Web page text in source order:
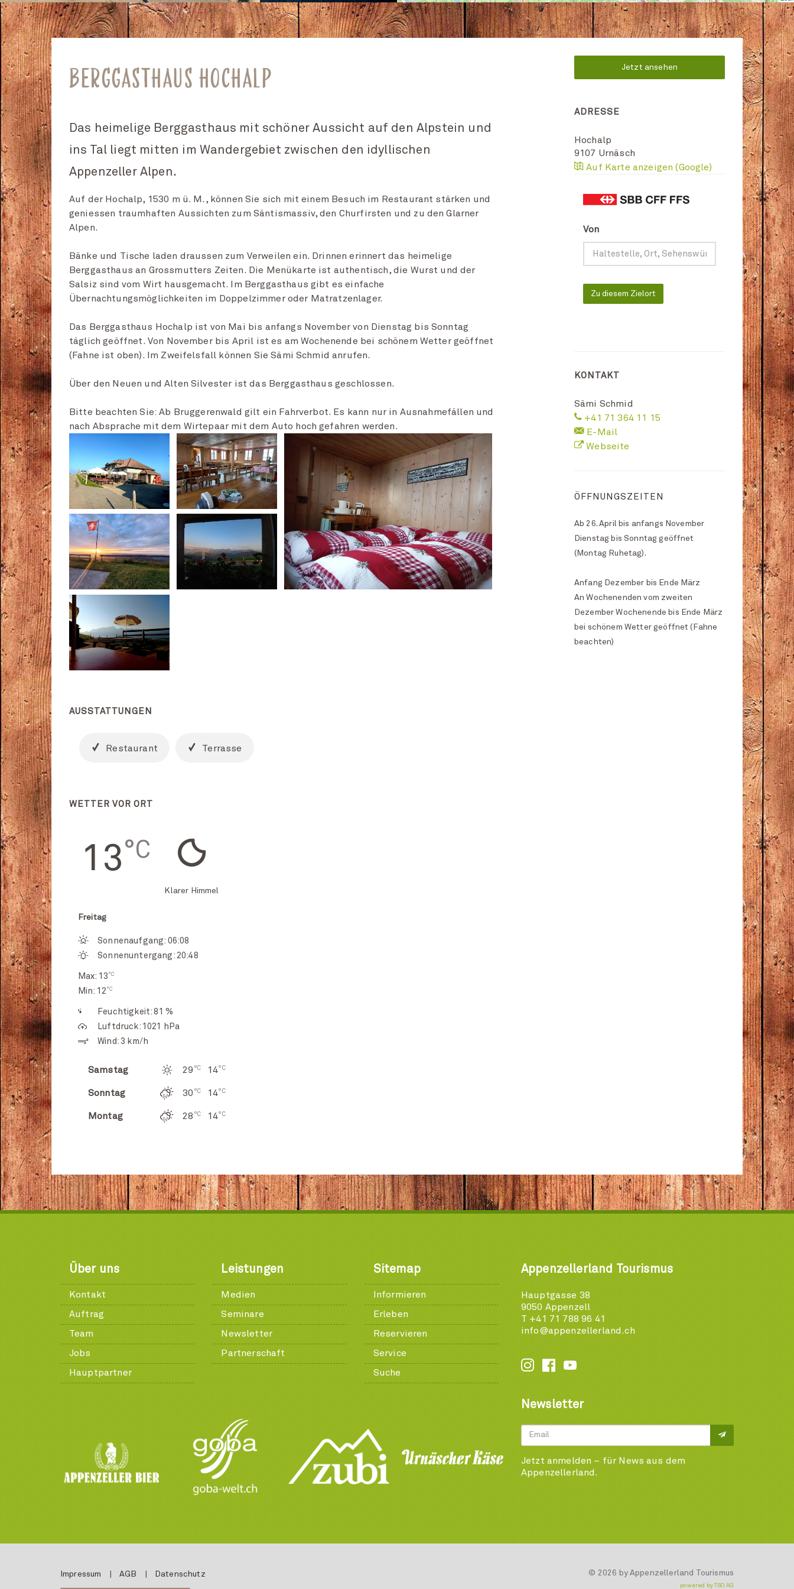
BERGGASTHAUS HOCHALP
Das heimelige Berggasthaus mit schöner Aussicht auf den Alpstein und
ins Tal liegt mitten im Wandergebiet zwischen den idyllischen
Appenzeller Alpen.
Auf der Hochalp, 1530 m ü. M., können Sie sich mit einem Besuch im Restaurant stärken und
geniessen traumhaften Aussichten zum Säntismassiv, den Churfirsten und zu den Glarner
Alpen.
Bänke und Tische laden draussen zum Verweilen ein. Drinnen erinnert das heimelige
Berggasthaus an Grossmutters Zeiten. Die Menükarte ist authentisch, die Wurst und der
Salsiz sind vom Wirt hausgemacht. Im Berggasthaus gibt es einfache
Übernachtungsmöglichkeiten im Doppelzimmer oder Matratzenlager.
Das Berggasthaus Hochalp ist von Mai bis anfangs November von Dienstag bis Sonntag
täglich geöffnet. Von November bis April ist es am Wochenende bei schönem Wetter geöffnet
(Fahne ist oben). Im Zweifelsfall können Sie Sämi Schmid anrufen.
Über den Neuen und Alten Silvester ist das Berggasthaus geschlossen.
Bitte beachten Sie: Ab Bruggerenwald gilt ein Fahrverbot. Es kann nur in Ausnahmefällen und
nach Absprache mit dem Wirtepaar mit dem Auto hoch gefahren werden.
AUSSTATTUNGEN
Restaurant Terrasse
WETTER VOR ORT
Klarer Himmel
13°C
Freitag
Sonnenaufgang: 06:08
Sonnenuntergang: 20:48
Max: 13 °C
Min: 12 °C
Feuchtigkeit: 81 %
Luftdruck: 1021 hPa
Wind: 3 km/h
Samstag 29 °C 14°C
Sonntag 30 °C 14°C
Montag 28 °C 14°C
Jetzt ansehen
ADRESSE
Hochalp
9107 Urnäsch
Auf Karte anzeigen (Google)
Von
Zu diesem Zielort
KONTAKT
Sämi Schmid
+41 71 364 11 15
E-Mail
Webseite
ÖFFNUNGSZEITEN
Ab 26. April bis anfangs November
Dienstag bis Sonntag geöffnet
(Montag Ruhetag).
Anfang Dezember bis Ende März
An Wochenenden vom zweiten
Dezember Wochenende bis Ende März
bei schönem Wetter geöffnet (Fahne
beachten)
Über uns
Kontakt
Auftrag
Team
Jobs
Hauptpartner
Leistungen
Medien
Seminare
Newsletter
Partnerschaft
Sitemap
Informieren
Erleben
Reservieren
Service
Suche
Appenzellerland Tourismus
Hauptgasse 38
9050 Appenzell
T +41 71 788 96 41
info@appenzellerland.ch



Newsletter
Jetzt anmelden – für News aus dem
Appenzellerland.
Impressum AGB Datenschutz © 2026 by Appenzellerland Tourismus
powered by TSO AG